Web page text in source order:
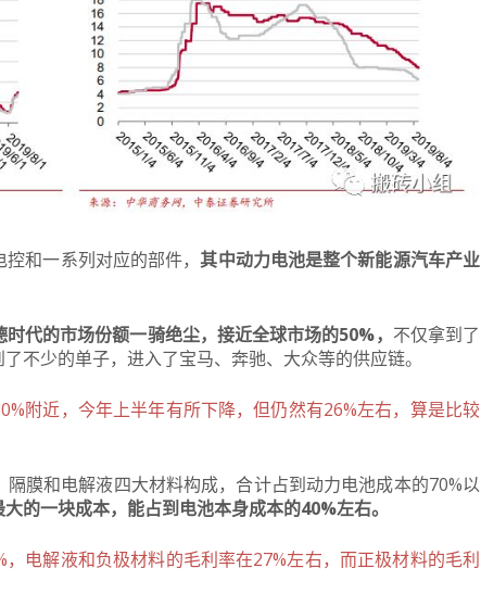
和一系列对应的部件， 其中动力电池是整个新能源汽车产业
时代的市场份额一骑绝尘，接近全球市场的50%， 不仅拿到了
不少的单子，进入了宝马、奔驰、大众等的供应链。
附近，今年上半年有所下降，但仍然有26%左右，算是比较
膜和电解液四大材料构成，合计占到动力电池成本的70%以
的一块成本，能占到电池本身成本的40%左右。
电解液和负极材料的毛利率在27%左右，而正极材料的毛利